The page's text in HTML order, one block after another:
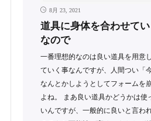
8月 23, 2021
道具に身体を合わせて
なので
一番理想的なのは良い道具を用意
ていく事なんですが、人間つい「
なんとかしようとしてフォームを
よね。 まあ良い道具かどうかは使
いんですが、一般的に良いと言わ